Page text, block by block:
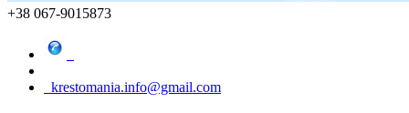
+38 067-9015873
krestomania.info@gmail.com